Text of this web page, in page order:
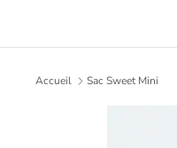
Accueil Sac Sweet Mini